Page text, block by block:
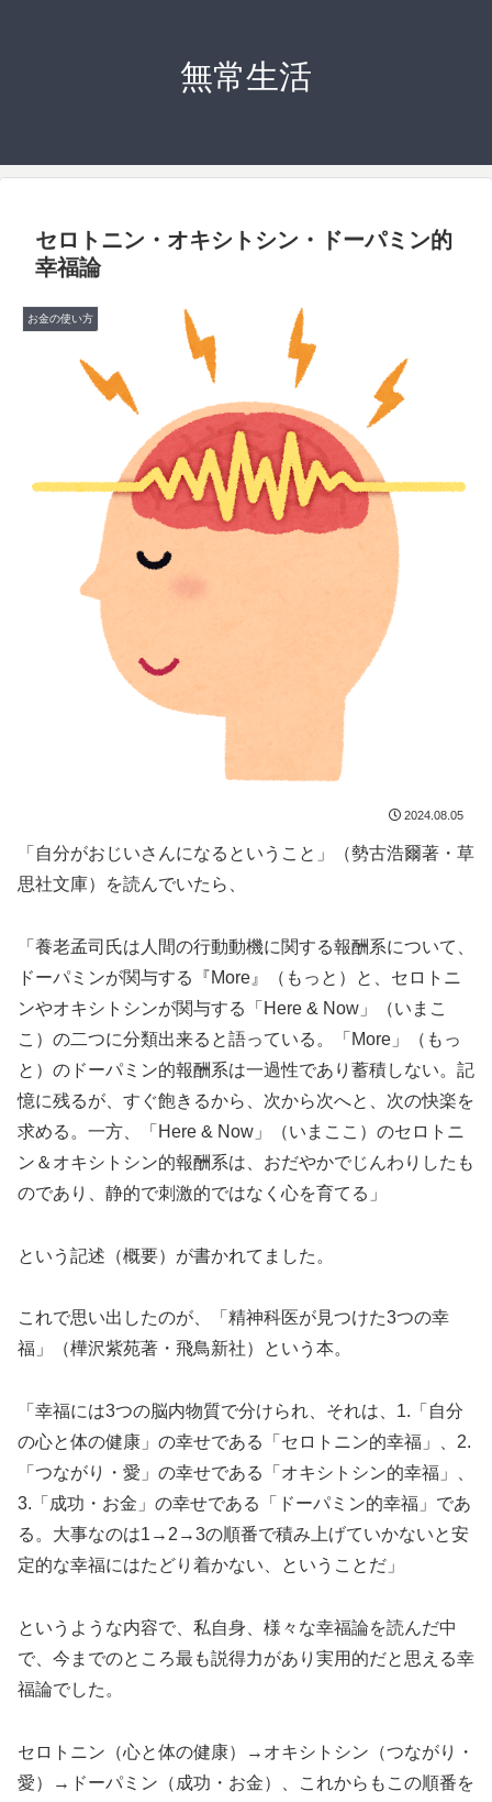
無常生活
セロトニン・オキシトシン・ドーパミン的
幸福論
お金の使い方
2024.08.05
「自分がおじいさんになるということ」（勢古浩爾著・草
思社文庫）を読んでいたら、
「養老孟司氏は人間の行動動機に関する報酬系について、
ドーパミンが関与する『More』（もっと）と、セロトニ
ンやオキシトシンが関与する「Here & Now」（いまこ
こ）の二つに分類出来ると語っている。「More」（もっ
と）のドーパミン的報酬系は一過性であり蓄積しない。記
憶に残るが、すぐ飽きるから、次から次へと、次の快楽を
求める。一方、「Here & Now」（いまここ）のセロトニ
ン＆オキシトシン的報酬系は、おだやかでじんわりしたも
のであり、静的で刺激的ではなく心を育てる」
という記述（概要）が書かれてました。
これで思い出したのが、「精神科医が見つけた3つの幸
福」（樺沢紫苑著・飛鳥新社）という本。
「幸福には3つの脳内物質で分けられ、それは、1.「自分
の心と体の健康」の幸せである「セロトニン的幸福」、2.
「つながり・愛」の幸せである「オキシトシン的幸福」、
3.「成功・お金」の幸せである「ドーパミン的幸福」であ
る。大事なのは1→2→3の順番で積み上げていかないと安
定的な幸福にはたどり着かない、ということだ」
というような内容で、私自身、様々な幸福論を読んだ中
で、今までのところ最も説得力があり実用的だと思える幸
福論でした。
セロトニン（心と体の健康）→オキシトシン（つながり・
愛）→ドーパミン（成功・お金）、これからもこの順番を